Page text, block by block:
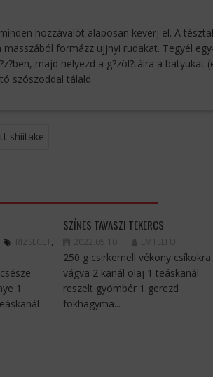
hozzávalót alaposan keverj el. A
formázz ujjnyi rudakat. Tegyél
majd helyezd a g?zöl?tálra a batyukat
szószoddal tálald.
shiitake
RIZSECET ,
1
SZÍNES TAVASZI TEKERCS
2022.05.10. EMTEEFU
250 g csirkemell vékony csíkokra
vágva 2 kanál olaj 1 teáskanál
reszelt gyömbér 1 gerezd
fokhagyma...